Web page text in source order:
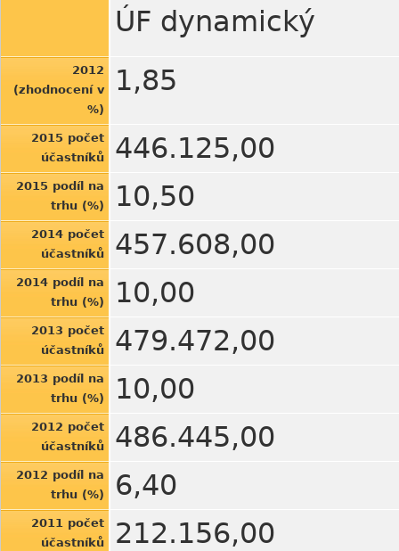
ÚF dynamický
2012
(zhodnocení v
%)
1,85
2015 počet
účastníků
446.125,00
2015 podíl na
trhu (%)
10,50
2014 počet
účastníků
457.608,00
2014 podíl na
trhu (%)
10,00
2013 počet
účastníků
479.472,00
2013 podíl na
trhu (%)
10,00
2012 počet
účastníků
486.445,00
2012 podíl na
trhu (%)
6,40
2011 počet
účastníků
212.156,00